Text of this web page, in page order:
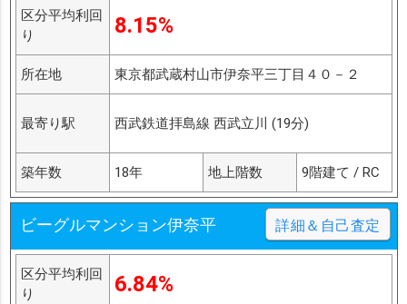
区分平均利回
り
8.15%
所在地 東京都武蔵村山市伊奈平三丁目４０－２
最寄り駅 西武鉄道拝島線 西武立川 (19分)
築年数 18年 地上階数 9階建て / RC
ビーグルマンション伊奈平 詳細＆自己査定
区分平均利回
り
6.84%